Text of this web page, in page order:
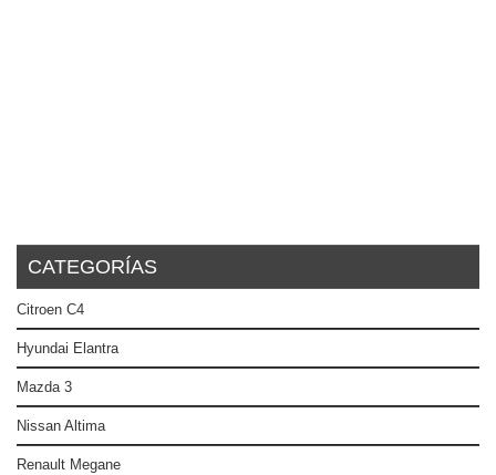
CATEGORÍAS
Citroen C4
Hyundai Elantra
Mazda 3
Nissan Altima
Renault Megane